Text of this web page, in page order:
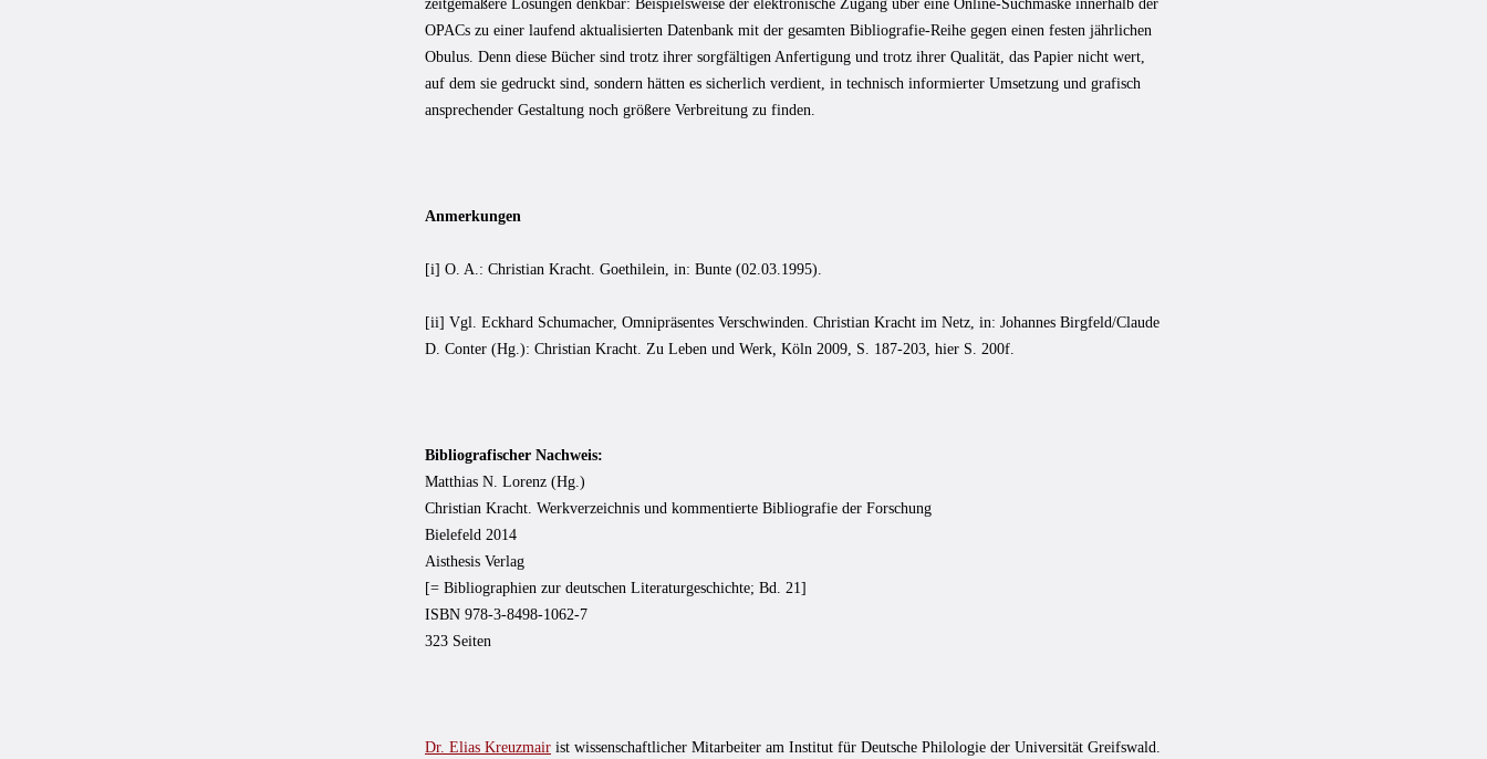
zeitgemäßere Lösungen denkbar: Beispielsweise der elektronische Zugang über eine Online-Suchmaske innerhalb der
OPACs zu einer laufend aktualisierten Datenbank mit der gesamten Bibliografie-Reihe gegen einen festen jährlichen
Obulus. Denn diese Bücher sind trotz ihrer sorgfältigen Anfertigung und trotz ihrer Qualität, das Papier nicht wert,
auf dem sie gedruckt sind, sondern hätten es sicherlich verdient, in technisch informierter Umsetzung und grafisch
ansprechender Gestaltung noch größere Verbreitung zu finden.
Anmerkungen
[i] O. A.: Christian Kracht. Goethilein, in: Bunte (02.03.1995).
[ii] Vgl. Eckhard Schumacher, Omnipräsentes Verschwinden. Christian Kracht im Netz, in: Johannes Birgfeld/Claude
D. Conter (Hg.): Christian Kracht. Zu Leben und Werk Köln 2009, S. 187-203, hier S. 200f.
Bibliografischer Nachweis:
Matthias N. Lorenz (Hg.)
Christian Kracht. Werkverzeichnis und kommentierte Bibliografie der Forschung
Bielefeld 2014
Aisthesis Verlag
[= Bibliographien zur deutschen Literaturgeschichte; Bd. 21]
ISBN 978-3-8498-1062-7
323 Seiten
Dr. Elias Kreuzmair ist wissenschaftlicher Mitarbeiter am Institut für Deutsche Philologie der Universität Greifswald.